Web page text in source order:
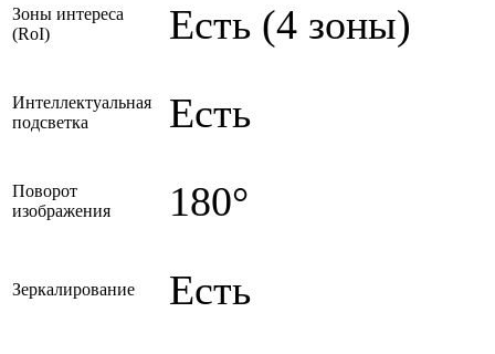
Зоны интереса
(RoI)
Есть (4 зоны)
Интеллектуальная
подсветка
Есть
Поворот
изображения
180°
Зеркалирование Есть